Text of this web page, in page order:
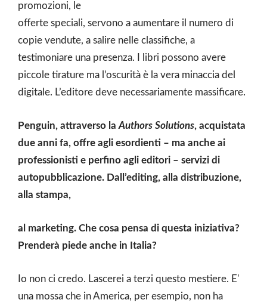
promozioni, le
offerte speciali, servono a aumentare il numero di
copie vendute, a salire nelle classifiche, a
testimoniare una presenza. I libri possono avere
piccole tirature ma l’oscurità è la vera minaccia del
digitale. L’editore deve necessariamente massificare.
Penguin, attraverso la Authors Solutions, acquistata
due anni fa, offre agli esordienti – ma anche ai
professionisti e perfino agli editori – servizi di
autopubblicazione. Dall’editing, alla distribuzione,
alla stampa,
al marketing. Che cosa pensa di questa iniziativa?
Prenderà piede anche in Italia?
Io non ci credo. Lascerei a terzi questo mestiere. E'
una mossa che in America, per esempio, non ha